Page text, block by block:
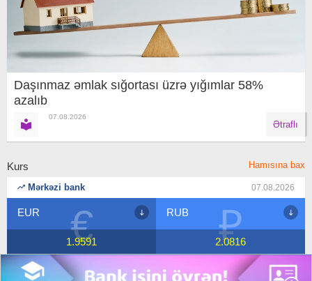
Daşınmaz əmlak sığortası üzrə yığımlar 58%
azalıb
07.08.2026
Ətraflı
Kurs Hamısına bax
Mərkəzi bank 07.08.2026
€
EUR
1.9591 ₽
RUB
2.0816